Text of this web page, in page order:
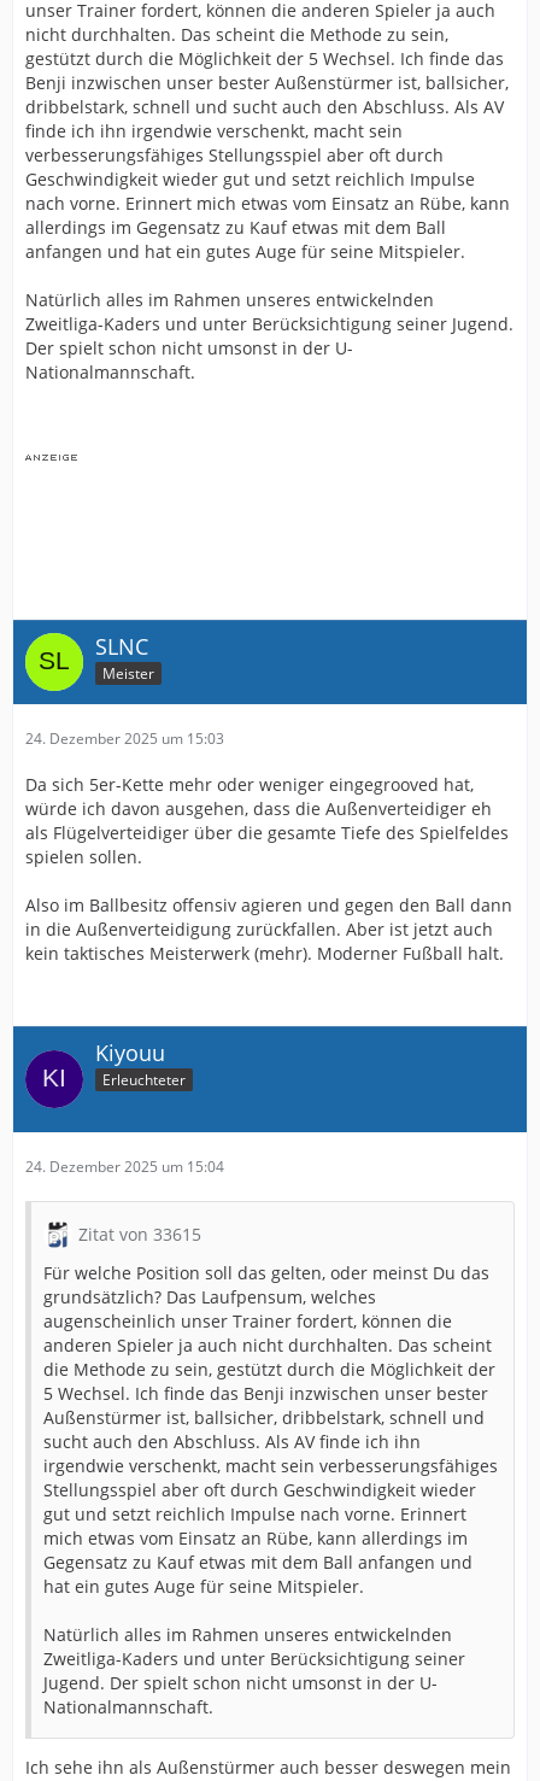
unser Trainer fordert, können die anderen Spieler ja auch
nicht durchhalten. Das scheint die Methode zu sein,
gestützt durch die Möglichkeit der 5 Wechsel. Ich finde das
Benji inzwischen unser bester Außenstürmer ist, ballsicher,
dribbelstark, schnell und sucht auch den Abschluss. Als AV
finde ich ihn irgendwie verschenkt, macht sein
verbesserungsfähiges Stellungsspiel aber oft durch
Geschwindigkeit wieder gut und setzt reichlich Impulse
nach vorne. Erinnert mich etwas vom Einsatz an Rübe, kann
allerdings im Gegensatz zu Kauf etwas mit dem Ball
anfangen und hat ein gutes Auge für seine Mitspieler.
Natürlich alles im Rahmen unseres entwickelnden
Zweitliga-Kaders und unter Berücksichtigung seiner Jugend.
Der spielt schon nicht umsonst in der U-
Nationalmannschaft.
SLNC
Meister
24. Dezember 2025 um 15:03
Da sich 5er-Kette mehr oder weniger eingegrooved hat,
würde ich davon ausgehen, dass die Außenverteidiger eh
als Flügelverteidiger über die gesamte Tiefe des Spielfeldes
spielen sollen.
Also im Ballbesitz offensiv agieren und gegen den Ball dann
in die Außenverteidigung zurückfallen. Aber ist jetzt auch
kein taktisches Meisterwerk (mehr). Moderner Fußball halt.
Kiyouu
Erleuchteter
24. Dezember 2025 um 15:04
Zitat von 33615
Für welche Position soll das gelten, oder meinst Du das
grundsätzlich? Das Laufpensum, welches
augenscheinlich unser Trainer fordert, können die
anderen Spieler ja auch nicht durchhalten. Das scheint
die Methode zu sein, gestützt durch die Möglichkeit der
5 Wechsel. Ich finde das Benji inzwischen unser bester
Außenstürmer ist, ballsicher, dribbelstark, schnell und
sucht auch den Abschluss. Als AV finde ich ihn
irgendwie verschenkt, macht sein verbesserungsfähiges
Stellungsspiel aber oft durch Geschwindigkeit wieder
gut und setzt reichlich Impulse nach vorne. Erinnert
mich etwas vom Einsatz an Rübe, kann allerdings im
Gegensatz zu Kauf etwas mit dem Ball anfangen und
hat ein gutes Auge für seine Mitspieler.
Natürlich alles im Rahmen unseres entwickelnden
Zweitliga-Kaders und unter Berücksichtigung seiner
Jugend. Der spielt schon nicht umsonst in der U-
Nationalmannschaft.
Ich sehe ihn als Außenstürmer auch besser deswegen mein